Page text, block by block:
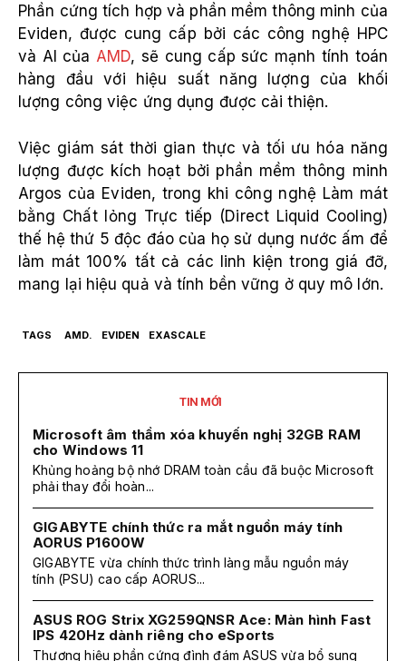
Phần cứng tích hợp và phần mềm thông minh của
Eviden, được cung cấp bởi các công nghệ HPC
và AI của AMD, sẽ cung cấp sức mạnh tính toán
hàng đầu với hiệu suất năng lượng của khối
lượng công việc ứng dụng được cải thiện.
Việc giám sát thời gian thực và tối ưu hóa năng
lượng được kích hoạt bởi phần mềm thông minh
Argos của Eviden, trong khi công nghệ Làm mát
bằng Chất lỏng Trực tiếp (Direct Liquid Cooling)
thế hệ thứ 5 độc đáo của họ sử dụng nước ấm để
làm mát 100% tất cả các linh kiện trong giá đỡ,
mang lại hiệu quả và tính bền vững ở quy mô lớn.
TAGS AMD. EVIDEN EXASCALE
TIN MỚI
Microsoft âm thầm xóa khuyến nghị 32GB RAM
cho Windows 11
Khủng hoảng bộ nhớ DRAM toàn cầu đã buộc Microsoft
phải thay đổi hoàn...
GIGABYTE chính thức ra mắt nguồn máy tính
AORUS P1600W
GIGABYTE vừa chính thức trình làng mẫu nguồn máy
tính (PSU) cao cấp AORUS...
ASUS ROG Strix XG259QNSR Ace: Màn hình Fast
IPS 420Hz dành riêng cho eSports
Thương hiệu phần cứng đình đám ASUS vừa bổ sung